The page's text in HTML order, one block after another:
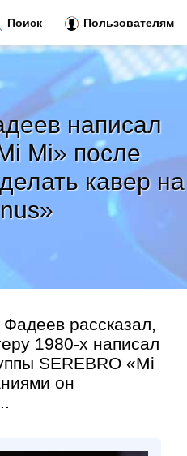
написал
Mi» после
кавер на
рассказал,
1980-х написал
SEREBRO «Mi
он
Поиск Пользователям